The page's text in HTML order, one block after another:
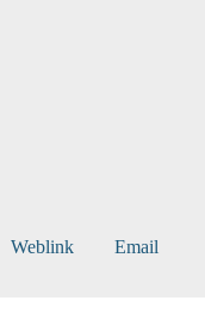
Weblink Email